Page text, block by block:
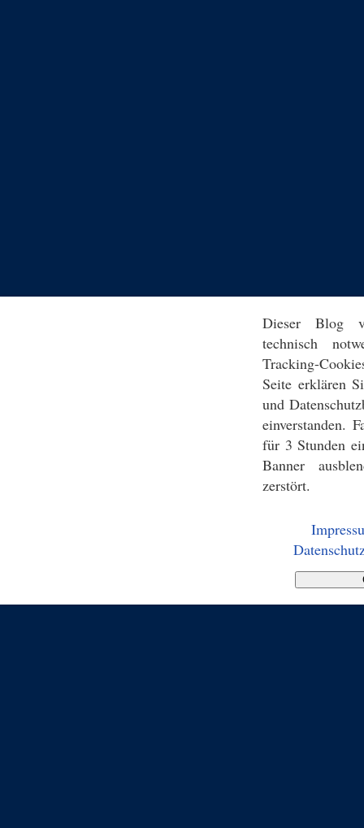
Dieser Blog
technisch
Tracking-
Seite erklären
und
einverstanden.
für 3 Stunden
Banner
zerstört.